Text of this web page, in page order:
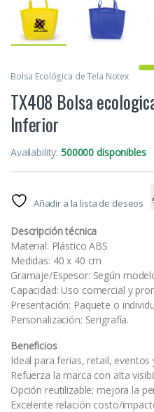
Bolsa Ecológica de Tela Notex
TX408 Bolsa
Inferior
Availability:500000 disponibles
Añadir a la lista de deseos
Descripción técnica
Material: Plástico ABS
Medidas: 40 x 40 cm
Gramaje/Espesor: Según
Capacidad: Uso comercial y
Presentación: Paquete o
Personalización: Serigrafía.
Beneficios
Ideal para ferias, retail,
Refuerza la marca con alta
Opción reutilizable; mejora la
Excelente relación costo/